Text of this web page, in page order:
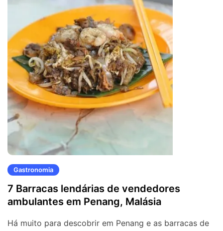
Gastronomia
7 Barracas lendárias de vendedores
ambulantes em Penang, Malásia
Há muito para descobrir em Penang e as barracas de